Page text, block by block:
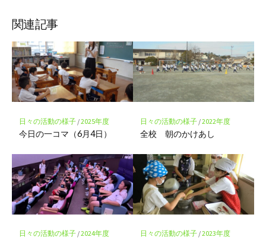
ア
ク
マ
ー
ク
に
保
存
関連記事
日々の活動の様子/2025年度
今日の一コマ（6月4日）
日々の活動の様子/2022年度
全校 朝のかけあし
日々の活動の様子/2024年度 日々の活動の様子/2023年度